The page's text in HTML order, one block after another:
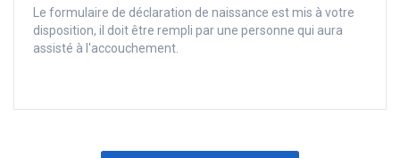
Le formulaire de déclaration de naissance est mis à votre
disposition, il doit être rempli par une personne qui aura
assisté à l'accouchement.